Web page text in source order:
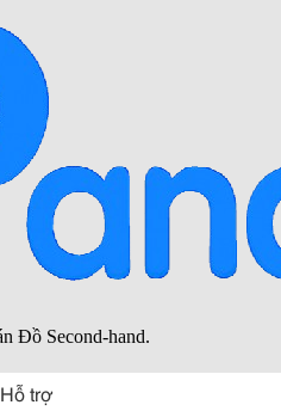
Hỗ trợ